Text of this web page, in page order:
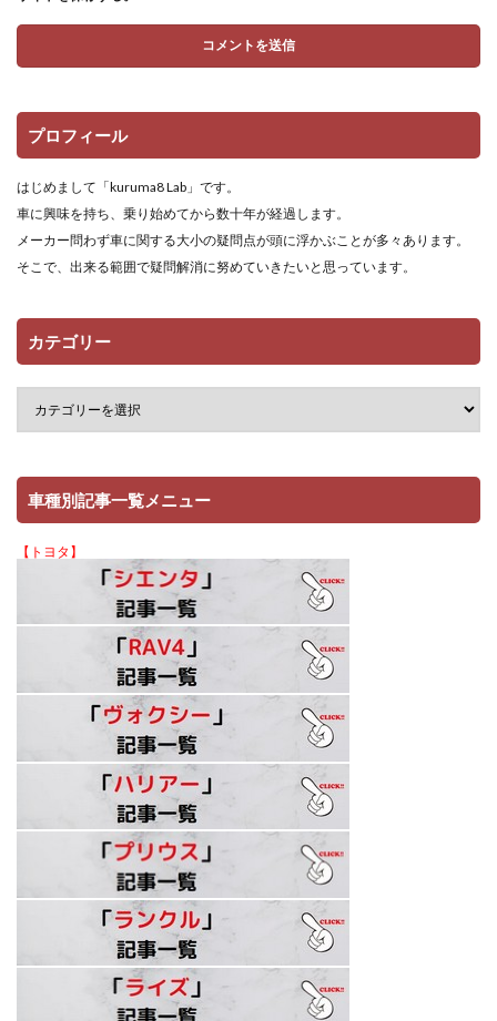
プロフィール
はじめまして「kuruma8 Lab」です。
車に興味を持ち、乗り始めてから数十年が経過します。
メーカー問わず車に関する大小の疑問点が頭に浮かぶことが多々あります。
そこで、出来る範囲で疑問解消に努めていきたいと思っています。
カテゴリー
車種別記事一覧メニュー
【トヨタ】